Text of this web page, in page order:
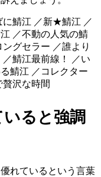
に鯖江 ／新★鯖江 ／
／不動の人気の鯖
グセラー ／誰より
／鯖江最前線！ ／い
鯖江 ／コレクター
贅沢な時間
いると強調
れているという言葉